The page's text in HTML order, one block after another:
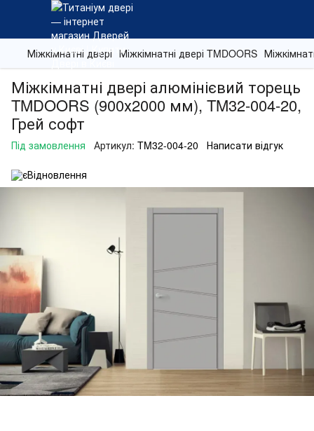
Міжкімнатні двері Міжкімнатні двері TMDOORS
Міжкімнатні двері алюмінієвий торець
TMDOORS (900х2000 мм), TM32-004-20,
Грей софт
Під замовлення Артикул: TM32-004-20 Написати відгук